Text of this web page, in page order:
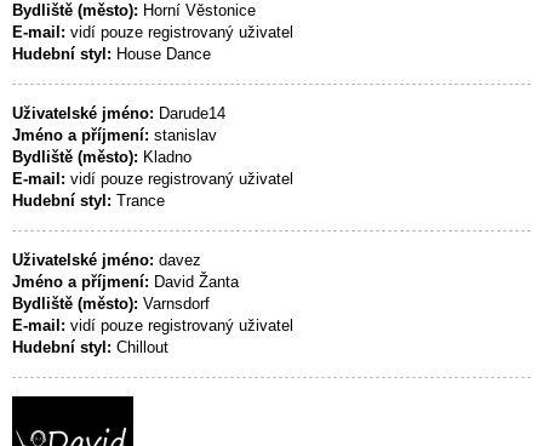
Bydliště (město): Horní Věstonice
E-mail: vidí pouze registrovaný uživatel
Hudební styl: House Dance
Uživatelské jméno: Darude14
Jméno a příjmení: stanislav
Bydliště (město): Kladno
E-mail: vidí pouze registrovaný uživatel
Hudební styl: Trance
Uživatelské jméno: davez
Jméno a příjmení: David Žanta
Bydliště (město): Varnsdorf
E-mail: vidí pouze registrovaný uživatel
Hudební styl: Chillout